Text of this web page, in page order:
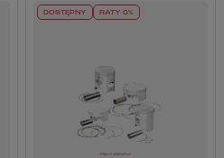
DOSTĘPNY RATY 0%